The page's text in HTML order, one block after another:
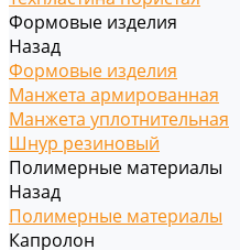
Формовые изделия
Назад
Формовые изделия
Манжета армированная
Манжета уплотнительная
Шнур резиновый
Полимерные материалы
Назад
Полимерные материалы
Капролон